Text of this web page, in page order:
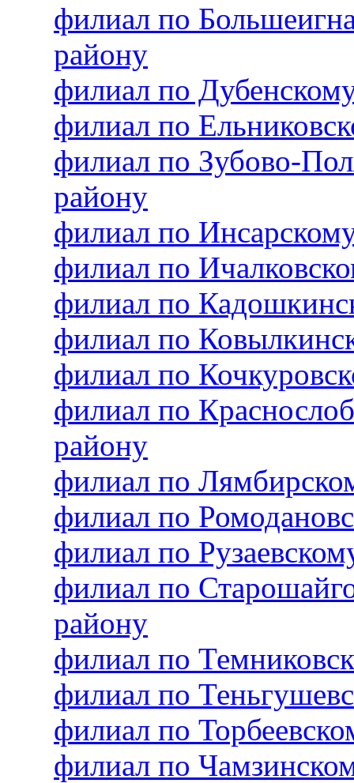
филиал по
району
филиал по
филиал по
филиал по Зубово-
району
филиал по
филиал по
филиал по
филиал по
филиал по
филиал по
району
филиал по
филиал по
филиал по
филиал по
району
филиал по
филиал по
филиал по
филиал по